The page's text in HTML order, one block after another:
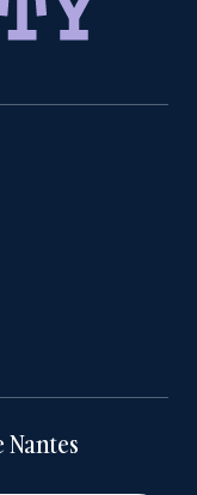
Nantes